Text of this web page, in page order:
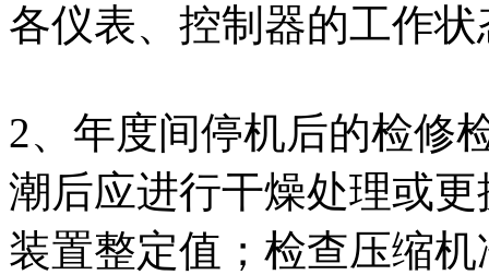
各仪表、控制器的工作
2、年度间停机后的检修
潮后应进行干燥处理或
装置整定值；检查压缩